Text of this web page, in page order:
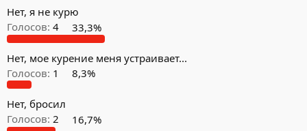
ы
а
Нет, я не курю
Голосов: 4 33,3%
Нет, мое курение меня устраивает...
Голосов: 1 8,3%
Нет, бросил
Голосов: 2 16,7%